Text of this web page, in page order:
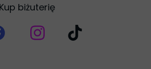
Kup biżuterię